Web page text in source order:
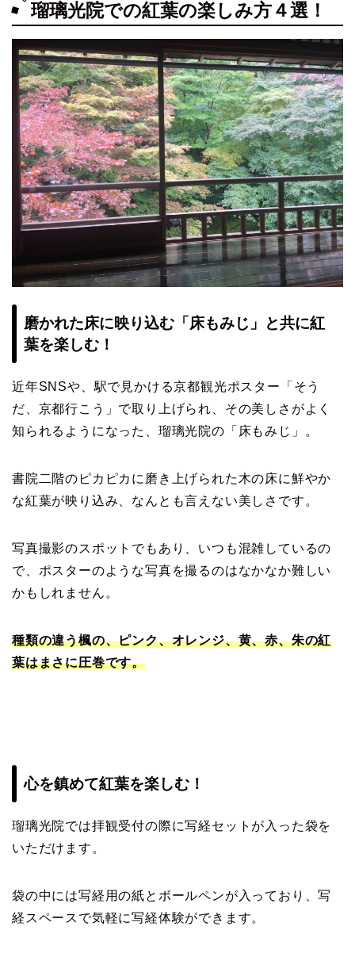
瑠璃光院での紅葉の楽しみ方４選！
磨かれた床に映り込む「床もみじ」と共に紅
葉を楽しむ！
近年SNSや、駅で見かける京都観光ポスター「そう
だ、京都行こう」で取り上げられ、その美しさがよく
知られるようになった、瑠璃光院の「床もみじ」。
書院二階のピカピカに磨き上げられた木の床に鮮やか
な紅葉が映り込み、なんとも言えない美しさです。
写真撮影のスポットでもあり、いつも混雑しているの
で、ポスターのような写真を撮るのはなかなか難しい
かもしれません。
種類の違う楓の、ピンク、オレンジ、黄、赤、朱の紅
葉はまさに圧巻です。
心を鎮めて紅葉を楽しむ！
瑠璃光院では拝観受付の際に写経セットが入った袋を
いただけます。
袋の中には写経用の紙とボールペンが入っており、写
経スペースで気軽に写経体験ができます。